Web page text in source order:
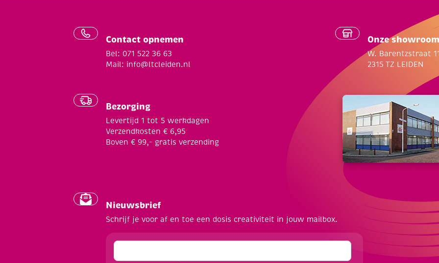
Contact opnemen
Bel: 071 522 36 63
Mail: info@ltcleiden.nl
Bezorging
Levertijd 1 tot 5 werkdagen
Verzendkosten € 6,95
Boven € 99,- gratis verzending
Onze showroom
W. Barentzstraat
2315 TZ LEIDEN
Nieuwsbrief
Schrijf je voor af en toe een dosis creativiteit in jouw mailbox.